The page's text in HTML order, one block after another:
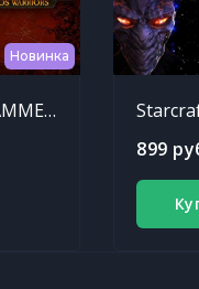
Новинка
Total War: WARHAMMER - Chaos Warriors Race Pack
899